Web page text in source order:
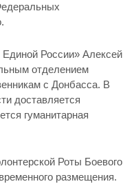
России» Алексей
отделением
с Донбасса. В
доставляется
гуманитарная
Роты Боевого
размещения.